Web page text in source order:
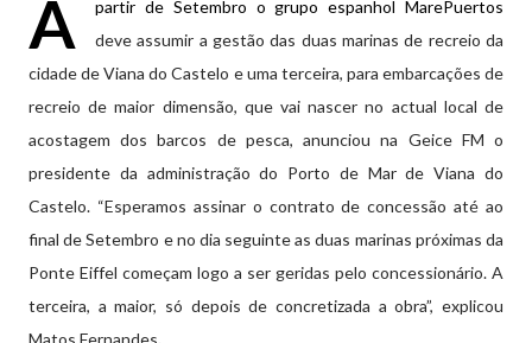
A
partir de Setembro o grupo espanhol MarePuertos
deve assumir a gestão das duas marinas de recreio da
cidade de Viana do Castelo e uma terceira, para embarcações de
recreio de maior dimensão, que vai nascer no actual local de
acostagem dos barcos de pesca, anunciou na Geice FM o
presidente da administração do Porto de Mar de Viana do
Castelo. “Esperamos assinar o contrato de concessão até ao
final de Setembro e no dia seguinte as duas marinas próximas da
Ponte Eiffel começam logo a ser geridas pelo concessionário. A
terceira, a maior, só depois de concretizada a obra”, explicou
Matos Fernandes.